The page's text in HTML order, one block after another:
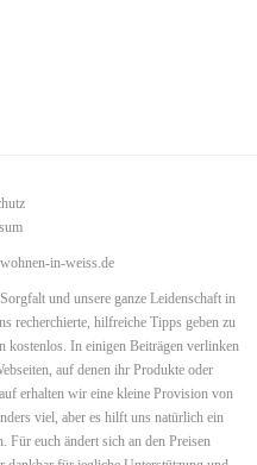
in-weiss.de
und unsere ganze Leidenschaft in
recherchierte, hilfreiche Tipps geben zu
kostenlos. In einigen Beiträgen verlinken
auf denen ihr Produkte oder
erhalten wir eine kleine Provision von
viel, aber es hilft uns natürlich ein
Für euch ändert sich an den Preisen